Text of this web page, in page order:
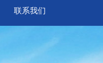
联系我们